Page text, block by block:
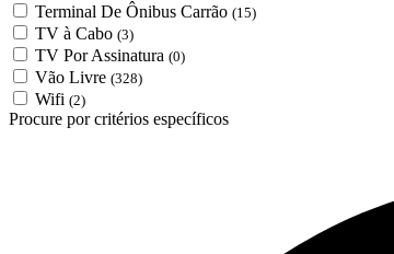
Terminal De Ônibus Carrão (15)
TV à Cabo (3)
TV Por Assinatura (0)
Vão Livre (328)
Wifi (2)
Procure por critérios específicos